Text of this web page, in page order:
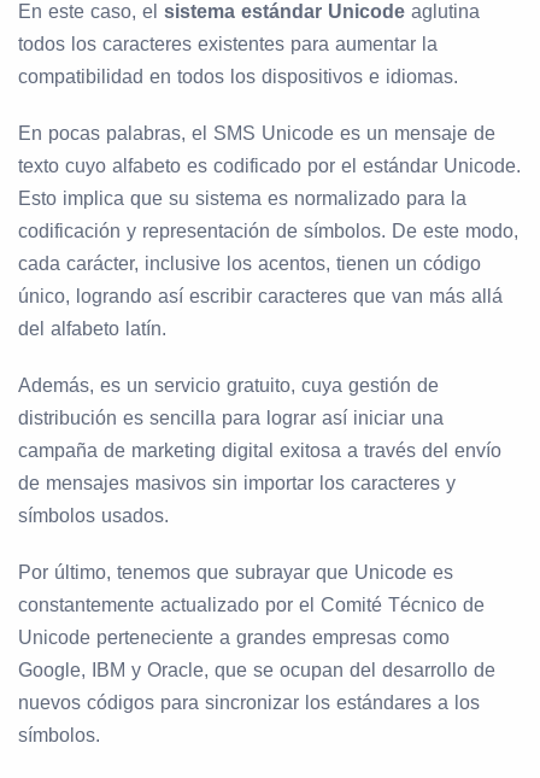
En este caso, el sistema estándar Unicode aglutina
todos los caracteres existentes para aumentar la
compatibilidad en todos los dispositivos e idiomas.
En pocas palabras, el SMS Unicode es un mensaje de
texto cuyo alfabeto es codificado por el estándar Unicode.
Esto implica que su sistema es normalizado para la
codificación y representación de símbolos. De este modo,
cada carácter, inclusive los acentos, tienen un código
único, logrando así escribir caracteres que van más allá
del alfabeto latín.
Además, es un servicio gratuito, cuya gestión de
distribución es sencilla para lograr así iniciar una
campaña de marketing digital exitosa a través del envío
de mensajes masivos sin importar los caracteres y
símbolos usados.
Por último, tenemos que subrayar que Unicode es
constantemente actualizado por el Comité Técnico de
Unicode perteneciente a grandes empresas como
Google, IBM y Oracle, que se ocupan del desarrollo de
nuevos códigos para sincronizar los estándares a los
símbolos.